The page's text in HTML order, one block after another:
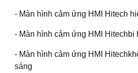
- Màn hình cảm ứng HMI Hitech
- Màn hình cảm ứng HMI Hitechbị
- Màn hình cảm ứng HMI
sáng